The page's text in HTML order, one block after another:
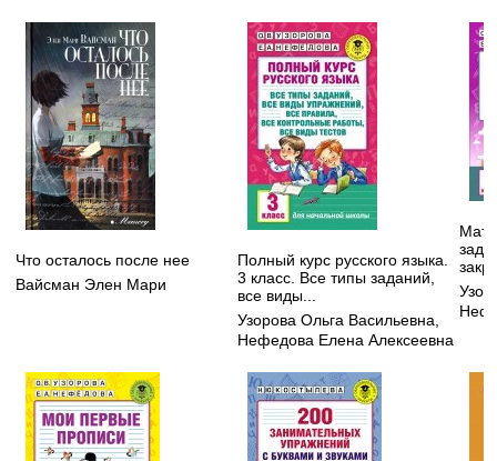
Что осталось после нее
Вайсман Элен Мари
Полный курс русского языка.
3 класс. Все типы заданий,
все виды...
Узорова Ольга Васильевна
Нефедова Елена Алексеевна